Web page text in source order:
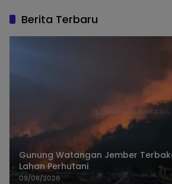
Berita Terbaru
Gunung Watangan Jember
Lahan Perhutani
09/08/2026